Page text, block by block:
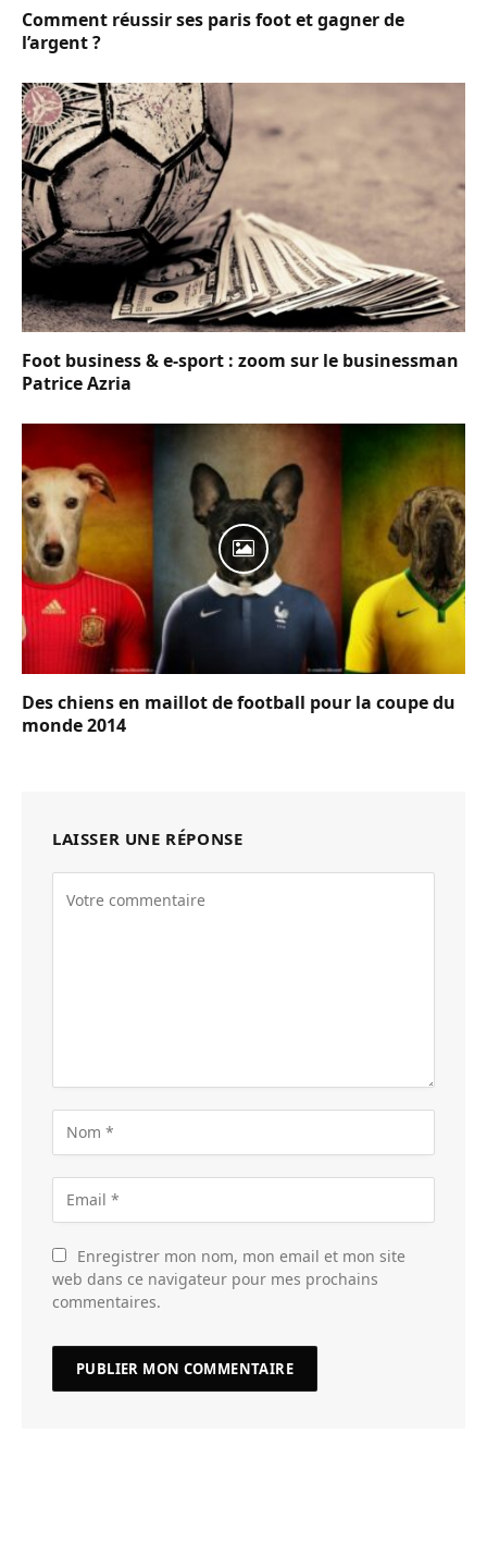
Comment réussir ses paris foot et gagner de
l’argent ?
Foot business & e-sport : zoom sur le businessman
Patrice Azria
Des chiens en maillot de football pour la coupe du
monde 2014
LAISSER UNE RÉPONSE
Enregistrer mon nom, mon email et mon site
web dans ce navigateur pour mes prochains
commentaires.